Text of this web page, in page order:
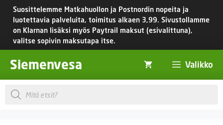
Siirry
sisältöön
Suosittelemme Matkahuollon ja Postnordin nopeita ja
luotettavia palveluita, toimitus alkaen 3,99. Sivustollamme
on Klarnan lisäksi myös Paytrail maksut (esivalittuna),
valitse sopivin maksutapa itse.
Siemenvesa Valikko
Products
search